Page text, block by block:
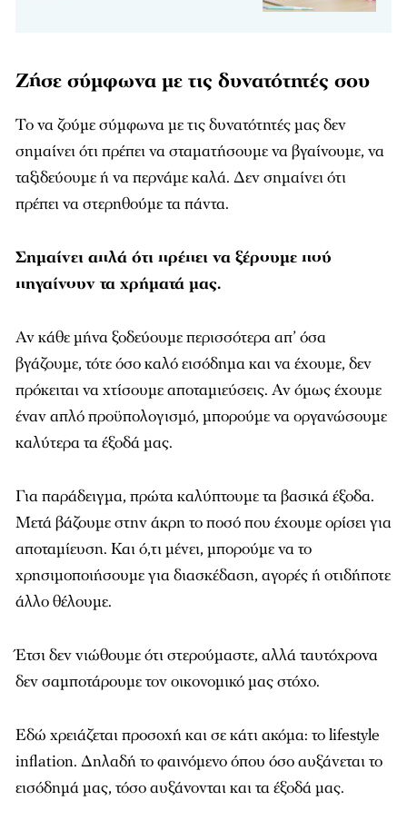
Ζήσε σύμφωνα με τις δυνατότητές σου
Το να ζούμε σύμφωνα με τις δυνατότητές μας δεν
σημαίνει ότι πρέπει να σταματήσουμε να βγαίνουμε, να
ταξιδεύουμε ή να περνάμε καλά. Δεν σημαίνει ότι
πρέπει να στερηθούμε τα πάντα.
Σημαίνει απλά ότι πρέπει να ξέρουμε πού
πηγαίνουν τα χρήματά μας.
Αν κάθε μήνα ξοδεύουμε περισσότερα απ’ όσα
βγάζουμε, τότε όσο καλό εισόδημα και να έχουμε, δεν
πρόκειται να χτίσουμε αποταμιεύσεις. Αν όμως έχουμε
έναν απλό προϋπολογισμό, μπορούμε να οργανώσουμε
καλύτερα τα έξοδά μας.
Για παράδειγμα, πρώτα καλύπτουμε τα βασικά έξοδα.
Μετά βάζουμε στην άκρη το ποσό που έχουμε ορίσει για
αποταμίευση. Και ό,τι μένει, μπορούμε να το
χρησιμοποιήσουμε για διασκέδαση, αγορές ή οτιδήποτε
άλλο θέλουμε.
Έτσι δεν νιώθουμε ότι στερούμαστε, αλλά ταυτόχρονα
δεν σαμποτάρουμε τον οικονομικό μας στόχο.
Εδώ χρειάζεται προσοχή και σε κάτι ακόμα: το lifestyle
inflation. Δηλαδή το φαινόμενο όπου όσο αυξάνεται το
εισόδημά μας, τόσο αυξάνονται και τα έξοδά μας.